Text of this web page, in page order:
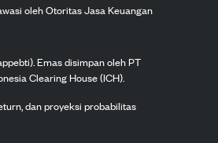
oleh Otoritas Jasa Keuangan
Emas disimpan oleh PT
Clearing House (ICH).
dan proyeksi probabilitas